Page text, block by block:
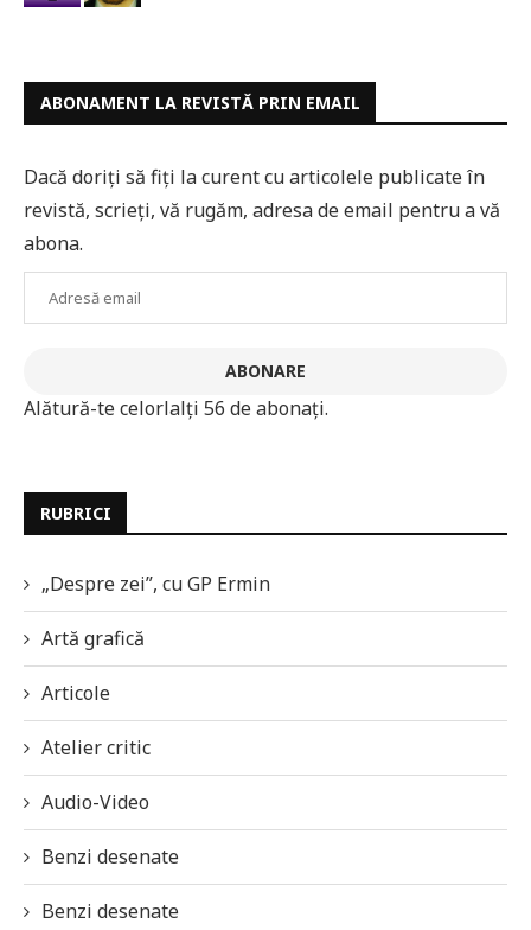
ABONAMENT LA REVISTĂ PRIN EMAIL
Dacă doriți să fiți la curent cu articolele publicate în
revistă, scrieți, vă rugăm, adresa de email pentru a vă
abona.
Adresă
ABONARE
Alătură-te celorlalți 56 de abonați.
RUBRICI
„Despre zei”, cu GP Ermin
Artă grafică
Articole
Atelier critic
Audio-Video
Benzi desenate
Benzi desenate